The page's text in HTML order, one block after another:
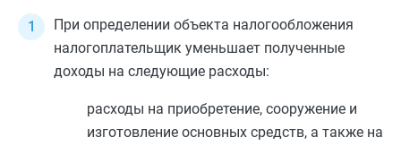
При определении объекта налогообложения
налогоплательщик уменьшает полученные
доходы на следующие расходы:
расходы на приобретение, сооружение и
изготовление основных средств, а также на